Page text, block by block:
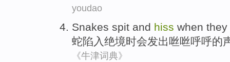
youdao
Snakes spit and hiss when they
蛇陷入绝境时会发出咝咝呼呼的
《牛津词典》